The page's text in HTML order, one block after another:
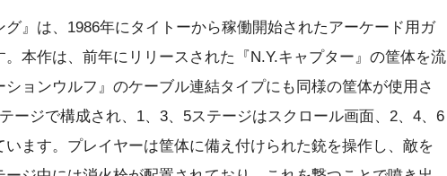
グ』は、1986年にタイトーから稼働開始されたアーケード用ガ
本作は、前年にリリースされた『N.Y.キャプター』の筐体を流
ョンウルフ』のケーブル連結タイプにも同様の筐体が使用さ
ージで構成され、1、3、5ステージはスクロール画面、2、4、6
ます。プレイヤーは筐体に備え付けられた銃を操作し、敵を